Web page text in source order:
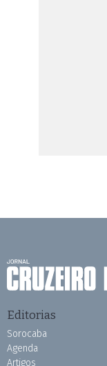
Editorias
Sorocaba
Agenda
Artigos